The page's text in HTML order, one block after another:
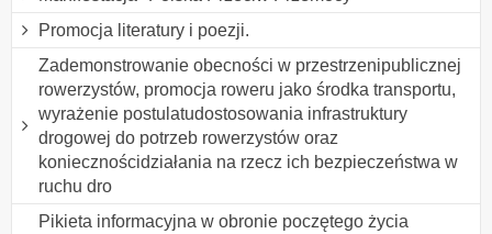
Promocja literatury i poezji.
Zademonstrowanie obecności w przestrzenipublicznej
rowerzystów, promocja roweru jako środka transportu,
wyrażenie postulatudostosowania infrastruktury
drogowej do potrzeb rowerzystów oraz
koniecznościdziałania na rzecz ich bezpieczeństwa w
ruchu dro
Pikieta informacyjna w obronie poczętego życia